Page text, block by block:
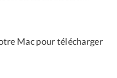
Mac pour télécharger